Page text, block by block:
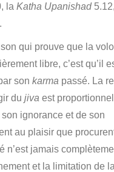
la Katha Upanishad
qui prouve que la
libre, c’est qu’il
son karma passé. La
du jiva est
son ignorance et de son
au plaisir que
n’est jamais
et la limitation de